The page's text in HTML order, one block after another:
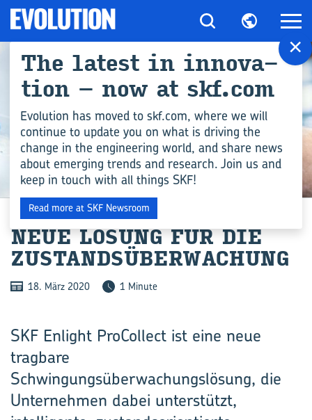
NEWS
NEUE LÖ­SUNG FÜR DIE
ZU­STANDS­ÜBER­WA­CHUNG
18. März 2020 1 Minute
SKF Enlight ProCollect ist eine neue
tragbare
Schwingungsüberwachungslösung, die
Unternehmen dabei unterstützt,
×
The la­test in in­no­va­
ti­on – now at skf.com
Evolution has moved to skf.com, where we will
continue to update you on what is driving the
change in the engineering world, and share news
about emerging trends and research. Join us and
keep in touch with all things SKF!
Read more at SKF Newsroom